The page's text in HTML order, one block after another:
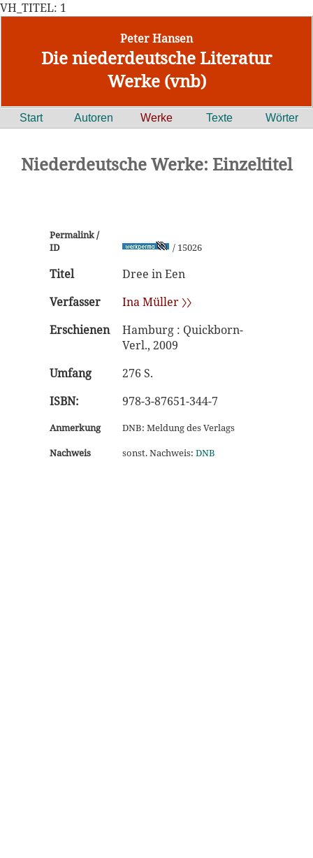
VH_TITEL: 1
Peter Hansen
Die niederdeutsche Literatur
Werke (vnb)
Start Autoren Werke Texte Wörter
Niederdeutsche Werke: Einzeltitel
Permalink /
ID
/ 15026
Titel
Dree in Een
Verfasser
Ina Müller 〉〉
Erschienen
Hamburg : Quickborn-
Verl., 2009
Umfang
276 S.
ISBN:
978-3-87651-344-7
Anmerkung
DNB: Meldung des Verlags
Nachweis
sonst. Nachweis: DNB